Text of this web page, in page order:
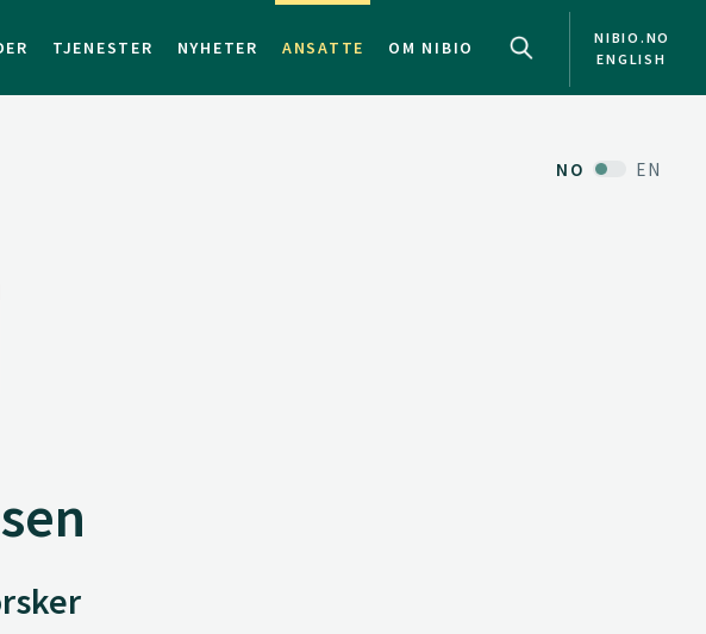
TJENESTER NYHETER ANSATTE OM NIBIO
NIBIO.NO
ENGLISH
NO EN